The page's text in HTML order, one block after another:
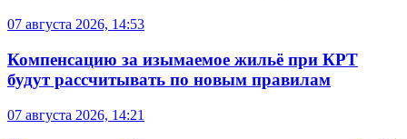
07 августа 2026, 14:53
Компенсацию за изымаемое жильё при КРТ
будут рассчитывать по новым правилам
07 августа 2026, 14:21